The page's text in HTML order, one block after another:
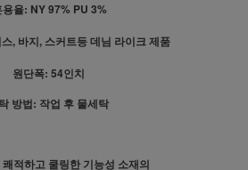
용율: NY 97% PU 3%
, 바지, 스커트등 데님 라이크 제품
원단폭: 54인치
방법: 작업 후 물세탁
적하고 쿨링한 기능성 소재의